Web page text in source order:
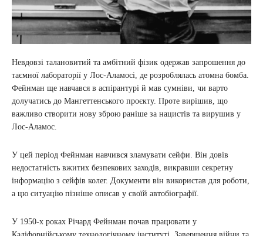
Невдовзі талановитий та амбітний фізик одержав запрошення до
таємної лабораторії у Лос-Аламосі, де розроблялась атомна бомба.
Фейнман ще навчався в аспірантурі й мав сумніви, чи варто
долучатись до Мангеттенського проєкту. Проте вирішив, що
важливо створити нову зброю раніше за нацистів та вирушив у
Лос-Аламос.
У цей період Фейнман навчився зламувати сейфи. Він довів
недостатність вжитих безпекових заходів, викравши секретну
інформацію з сейфів колег. Документи він використав для роботи,
а цю ситуацію пізніше описав у своїй автобіографії.
У 1950-х роках Річард Фейнман почав працювати у